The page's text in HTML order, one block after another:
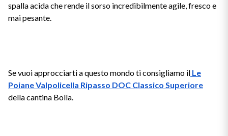
spalla acida che rende il sorso incredibilmente agile, fresco e
mai pesante.
Se vuoi approcciarti a questo mondo ti consigliamo il Le
Poiane Valpolicella Ripasso DOC Classico Superiore
della cantina Bolla.